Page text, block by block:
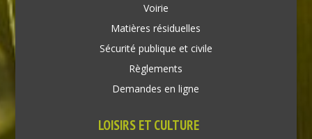
Voirie
Matières résiduelles
Sécurité publique et civile
Règlements
Demandes en ligne
LOISIRS ET CULTURE